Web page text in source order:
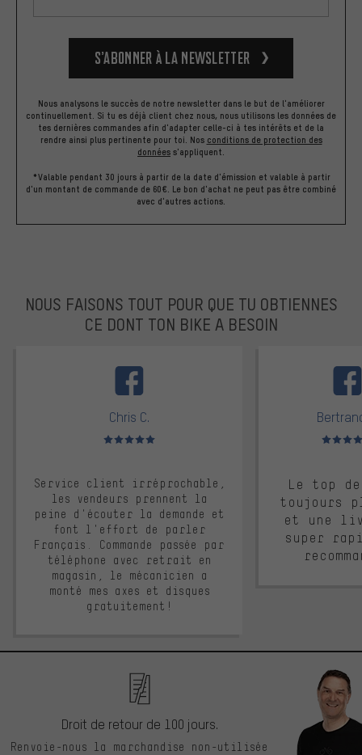
S’abonner à la newsletter
Nous analysons le succès de notre newsletter dans le but de l'améliorer
continuellement. Si tu es déjà client chez nous, nous utilisons les données de
tes dernières commandes afin d'adapter celle-ci à tes intérêts et de la
rendre ainsi plus pertinente pour toi. Nos conditions de protection des
données s'appliquent.
*Valable pendant 30 jours à partir de la date d'émission et valable à partir
d'un montant de commande de 60€. Le bon d'achat ne peut pas être combiné
avec d'autres actions.
NOUS FAISONS TOUT POUR QUE TU OBTIENNES
CE DONT TON BIKE A BESOIN
Chris C.
Note moyenne : 5 sur 5
Service client irréprochable,
les vendeurs prennent la
peine d'écouter la demande et
font l'effort de parler
Français. Commande passée par
téléphone avec retrait en
magasin, le mécanicien a
monté mes axes et disques
gratuitement!
Note
Le top
toujours
et une
super
Droit de retour de 100 jours.
Renvoie-nous la marchandise non-utilisée